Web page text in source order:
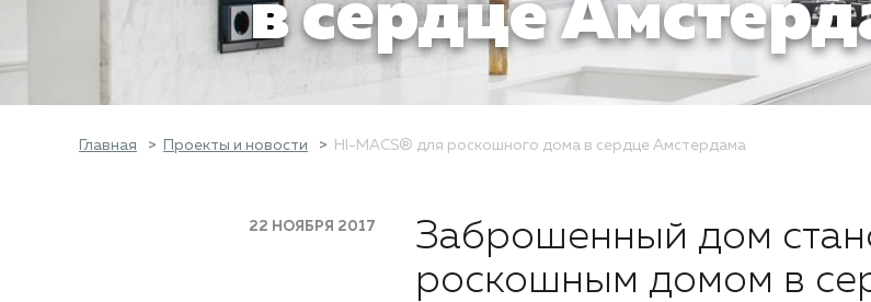
в сердце
Главная Проекты и новости HI-MACS® для роскошного дома в сердце Амстердама
22 НОЯБРЯ 2017
Заброшенный дом
роскошным домом в